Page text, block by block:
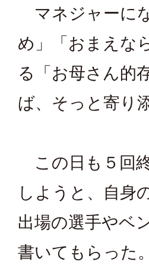
マネジャーに
め」「おまえな
る「お母さん的
ば、そっと寄り
この日も５回
しようと、自身
出場の選手やベ
書いてもらった。